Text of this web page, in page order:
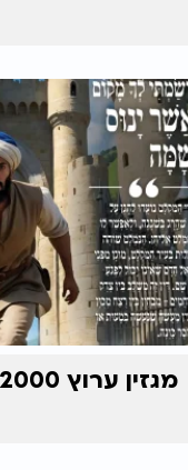
מגזין ערוץ 2000 - פרשת משפטים